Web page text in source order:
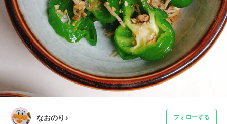
なおのり♪ フォローする